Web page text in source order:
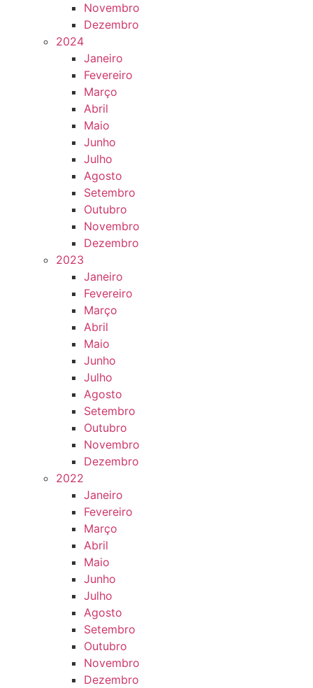
Novembro
Dezembro
2024
Janeiro
Fevereiro
Março
Abril
Maio
Junho
Julho
Agosto
Setembro
Outubro
Novembro
Dezembro
2023
Janeiro
Fevereiro
Março
Abril
Maio
Junho
Julho
Agosto
Setembro
Outubro
Novembro
Dezembro
2022
Janeiro
Fevereiro
Março
Abril
Maio
Junho
Julho
Agosto
Setembro
Outubro
Novembro
Dezembro